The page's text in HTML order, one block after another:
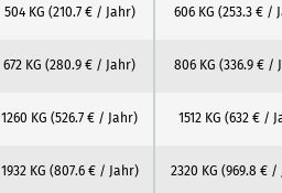
504 KG (210.7 € / Jahr) 606 KG (253.3 € /
672 KG (280.9 € / Jahr) 806 KG (336.9 € /
1260 KG (526.7 € / Jahr) 1512 KG (632 € /
1932 KG (807.6 € / Jahr) 2320 KG (969.8 € /